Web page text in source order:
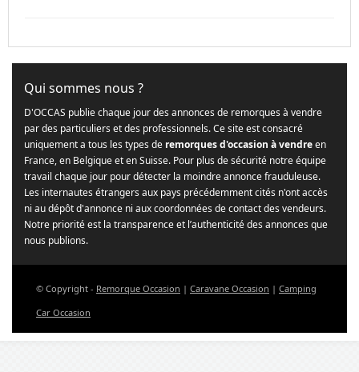
Qui sommes nous ?
D'OCCAS publie chaque jour des annonces de remorques à vendre
par des particuliers et des professionnels. Ce site est consacré
uniquement a tous les types de remorques d'occasion à vendreen
France, en Belgique et en Suisse. Pour plus de sécurité notre équipe
travail chaque jour pour détecter la moindre annonce frauduleuse.
Les internautes étrangers aux pays précédemment cités n'ont accès
ni au dépôt d'annonce ni aux coordonnées de contact des vendeurs.
Notre priorité est la transparence et l’authenticité des annonces que
nous publions.
© Copyright - Remorque Occasion | Caravane Occasion | Camping
Car Occasion